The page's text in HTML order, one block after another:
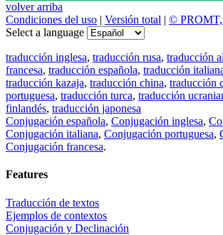
volver arriba
Condiciones del uso | Versión total | © PROMT,
Select a language
traducción inglesa, traducción rusa, traducción
francesa, traducción española, traducción
traducción kazaja, traducción china, traducción
portuguesa, traducción turca, traducción
finlandés, traducción japonesa
Conjugación española, Conjugación inglesa,
Conjugación italiana, Conjugación portuguesa,
Conjugación francesa.
Features
Traducción de textos
Ejemplos de contextos
Conjugación y Declinación